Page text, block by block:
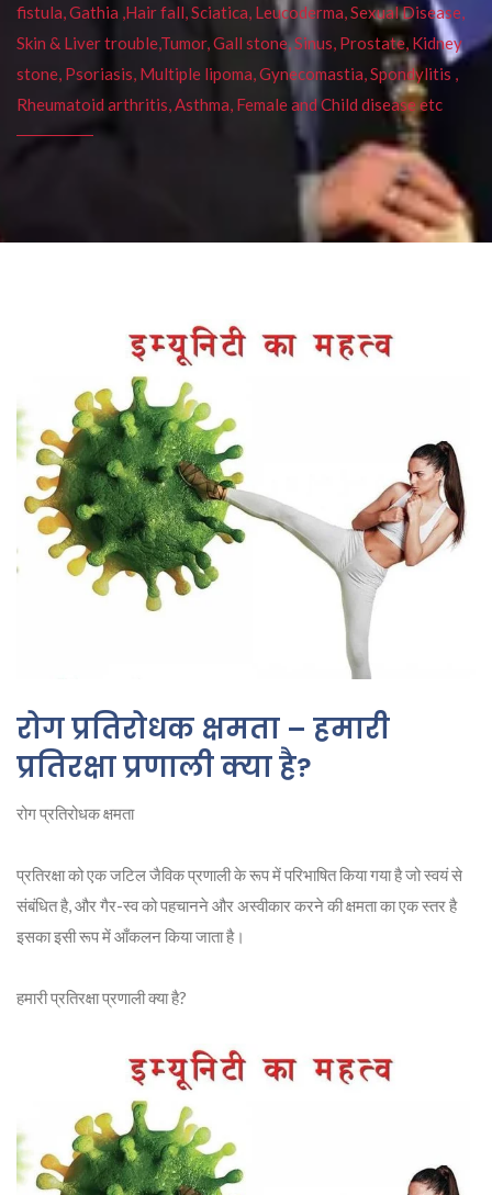
fistula, Gathia ,Hair fall, Sciatica, Leucoderma, Sexual Disease,
Skin & Liver trouble,Tumor, Gall stone, Sinus, Prostate, Kidney
stone, Psoriasis, Multiple lipoma, Gynecomastia, Spondylitis ,
Rheumatoid arthritis, Asthma, Female and Child disease etc
रोग प्रतिरोधक क्षमता – हमारी
प्रतिरक्षा प्रणाली क्या है?
रोग प्रतिरोधक क्षमता
प्रतिरक्षा को एक जटिल जैविक प्रणाली के रूप में परिभाषित किया गया है जो स्वयं से
संबंधित है, और गैर-स्व को पहचानने और अस्वीकार करने की क्षमता का एक स्तर है
इसका इसी रूप में आँकलन किया जाता है।
हमारी प्रतिरक्षा प्रणाली क्या है?